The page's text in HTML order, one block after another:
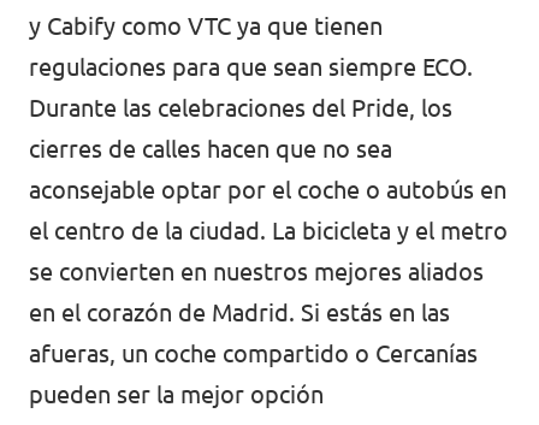
y Cabify como VTC ya que tienen
regulaciones para que sean siempre ECO.
Durante las celebraciones del Pride, los
cierres de calles hacen que no sea
aconsejable optar por el coche o autobús en
el centro de la ciudad. La bicicleta y el metro
se convierten en nuestros mejores aliados
en el corazón de Madrid. Si estás en las
afueras, un coche compartido o Cercanías
pueden ser la mejor opción